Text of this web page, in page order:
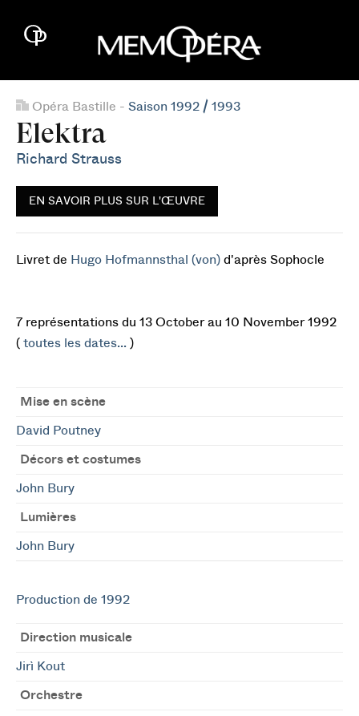
Opéra Bastille - Saison 1992 / 1993
Elektra
Richard Strauss
EN SAVOIR PLUS SUR L'ŒUVRE
Livret de Hugo Hofmannsthal (von) d'après Sophocle
7 représentations du 13 October au 10 November 1992
( toutes les dates... )
Mise en scène
David Poutney
Décors et costumes
John Bury
Lumières
John Bury
Production de 1992
Direction musicale
Jirì Kout
Orchestre